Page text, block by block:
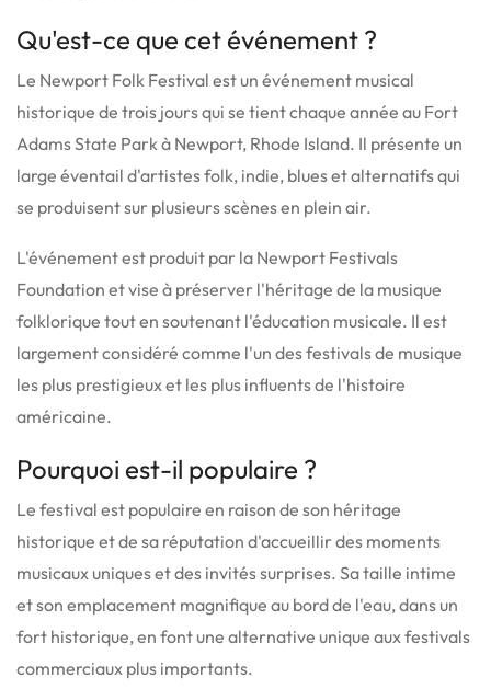
Qu'est-ce que cet événement ?
Le Newport Folk Festival est un événement musical
historique de trois jours qui se tient chaque année au Fort
Adams State Park à Newport, Rhode Island. Il présente un
large éventail d'artistes folk, indie, blues et alternatifs qui
se produisent sur plusieurs scènes en plein air.
L'événement est produit par la Newport Festivals
Foundation et vise à préserver l'héritage de la musique
folklorique tout en soutenant l'éducation musicale. Il est
largement considéré comme l'un des festivals de musique
les plus prestigieux et les plus influents de l'histoire
américaine.
Pourquoi est-il populaire ?
Le festival est populaire en raison de son héritage
historique et de sa réputation d'accueillir des moments
musicaux uniques et des invités surprises. Sa taille intime
et son emplacement magnifique au bord de l'eau, dans un
fort historique, en font une alternative unique aux festivals
commerciaux plus importants.